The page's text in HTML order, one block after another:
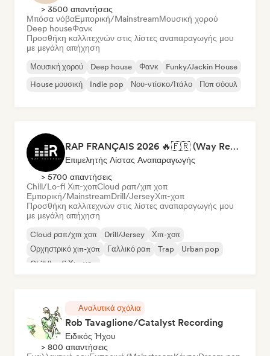
> 3500 απαντήσεις
Μπόσα νόβαΕμπορική/MainstreamΜουσική χορού
Deep houseΦανκ
Προσθήκη καλλιτεχνών στις λίστες αναπαραγωγής μου
με μεγάλη απήχηση
Μουσική χορού Deep house Φανκ
Funky/Jackin House
House μουσική
Indie pop Νου-ντίσκο/Ιτάλο Ποπ σόουλ
RAP FRANÇAIS 2026 🔥🇫🇷 (Way Records)
Επιμελητής Λίστας Αναπαραγωγής
> 5700 απαντήσεις
Chill/Lo-fi Χιπ-χοπCloud ραπ/χιπ χοπ
Εμπορική/MainstreamDrill/JerseyΧιπ-χοπ
Προσθήκη καλλιτεχνών στις λίστες αναπαραγωγής μου
με μεγάλη απήχηση
Cloud ραπ/χιπ χοπ Drill/Jersey
Χιπ-χοπ
Ορχηστρικό χιπ-χοπ
Γαλλικό ραπ Trap
Urban pop
Chill/Lo-fi Χιπ-χοπ
Αναλυτικά σχόλια
Rob Tavaglione/Catalyst Recording
Ειδικός Ήχου
> 800 απαντήσεις